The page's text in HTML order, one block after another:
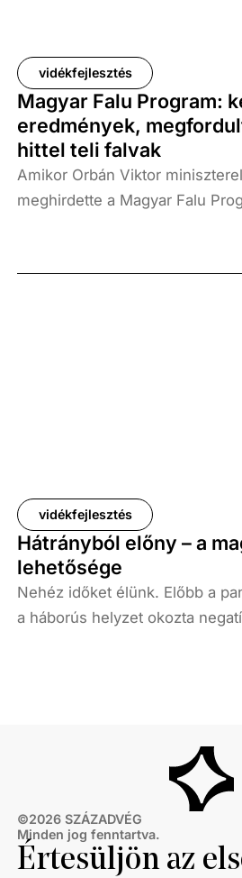
akadályozzák a változást.
vidékfejlesztés
Magyar Falu Program:
eredmények,
hittel teli falvak
Amikor Orbán Viktor
meghirdette a Magyar Falu
népességfogyást és újra
vidékfejlesztés
Hátrányból előny – a
lehetősége
Nehéz időket élünk. Előbb a
a háborús helyzet okozta
biztos, hogy a világ kereke
ahogy azt ő eltervezte.
©2026 SZÁZADVÉG
Minden jog fenntartva.
Értesüljön az